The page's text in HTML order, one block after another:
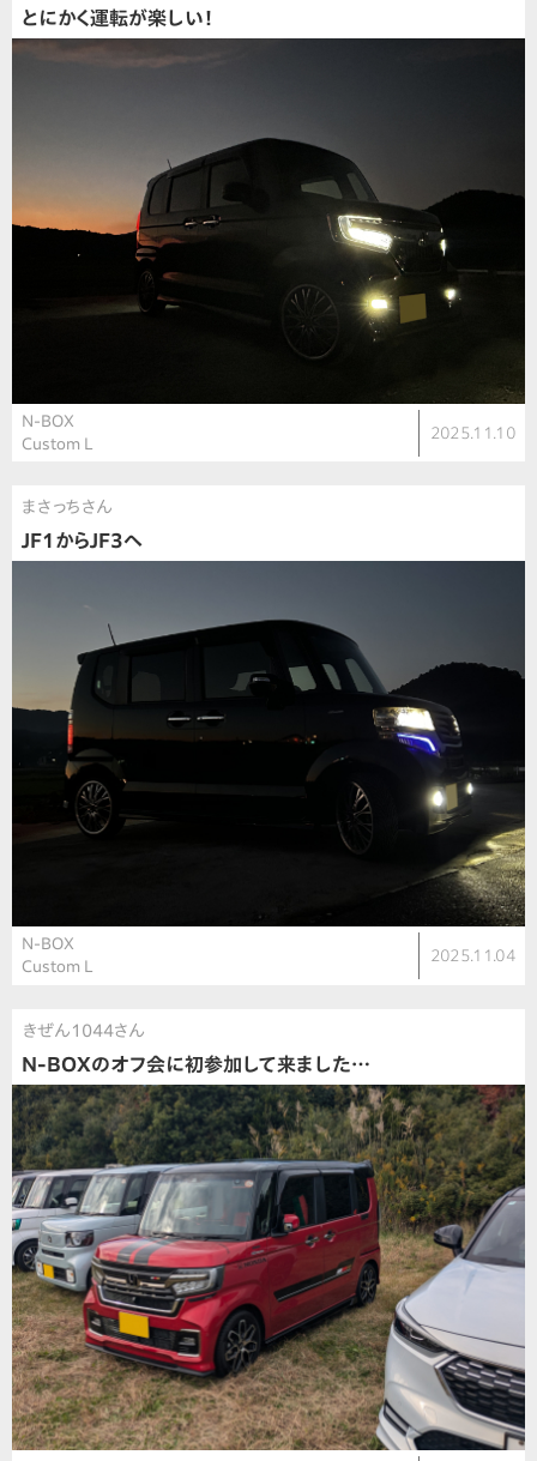
とにかく運転が楽しい！
N-BOX
Custom L
2025.11.10
まさっちさん
JF1からJF3へ
N-BOX
Custom L
2025.11.04
きぜん1044さん
N-BOXのオフ会に初参加して来ました…